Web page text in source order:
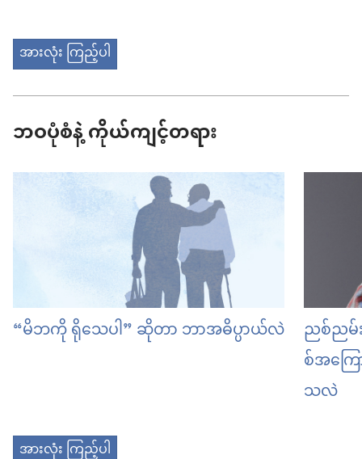
အားလုံး ကြည့်ပါ
ဘဝပုံစံနဲ့ ကိုယ်ကျင့်တရား
“မိဘကို ရိုသေပါ” ဆိုတာ ဘာအဓိပ္ပာယ်လဲ ညစ်ညမ်
စ်အကြေ
သလဲ
အားလုံး ကြည့်ပါ